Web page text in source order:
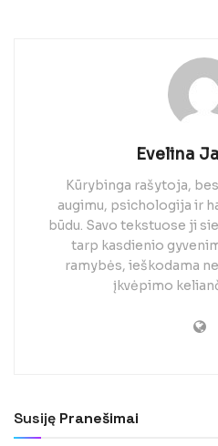
Evelina
Kūrybinga rašytoja,
augimu, psichologija ir
būdu. Savo tekstuose ji
tarp kasdienio
ramybės, ieškodama
įkvėpimo
Susiję Pranešimai